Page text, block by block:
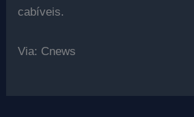
cabíveis.
Via: Cnews